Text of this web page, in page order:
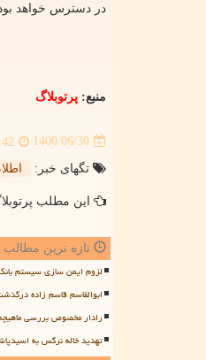
در دسترس خواهد
منبع: پرتوبلاگ
1400/06/30
تگهای خبر:
این مطلب
تازه ترین
لزوم ایمن سازی سیستم
ابوالقاسم قاسم زاده
رادار مخصوص بررسی
تهدید خاله نرگس به